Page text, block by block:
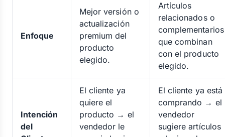
Enfoque
Mejor versión o
actualización
premium del
producto
elegido.
Artículos
relacionados o
complementarios
que combinan
con el producto
elegido.
Intención
del
El cliente ya
quiere el
producto → el
vendedor le
El cliente ya está
comprando → el
vendedor
sugiere artículos